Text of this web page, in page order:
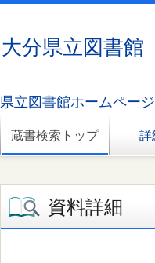
大分県立図書
県立図書館ホームペー
蔵書検索トップ 詳
資料詳細